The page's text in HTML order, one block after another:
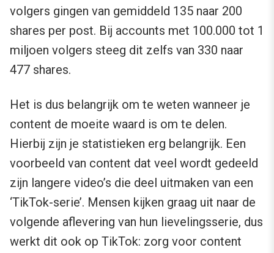
volgers gingen van gemiddeld 135 naar 200
shares per post. Bij accounts met 100.000 tot 1
miljoen volgers steeg dit zelfs van 330 naar
477 shares.
Het is dus belangrijk om te weten wanneer je
content de moeite waard is om te delen.
Hierbij zijn je statistieken erg belangrijk. Een
voorbeeld van content dat veel wordt gedeeld
zijn langere video’s die deel uitmaken van een
‘TikTok-serie’. Mensen kijken graag uit naar de
volgende aflevering van hun lievelingsserie, dus
werkt dit ook op TikTok: zorg voor content